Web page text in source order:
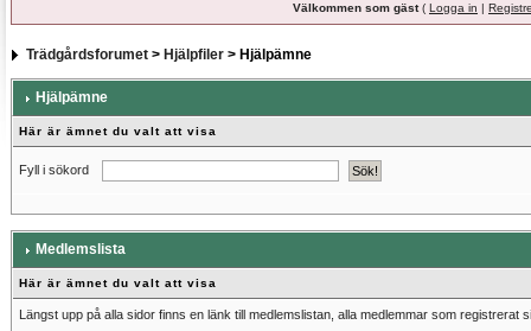
Välkommen som gäst( Logga in |
Trädgårdsforumet> Hjälpfiler> Hjälpämne
Hjälpämne
Här är ämnet du valt att visa
Fyll i sökord
Medlemslista
Här är ämnet du valt att visa
Längst upp på alla sidor finns en länk till medlemslistan, alla medlemmar som registrerat